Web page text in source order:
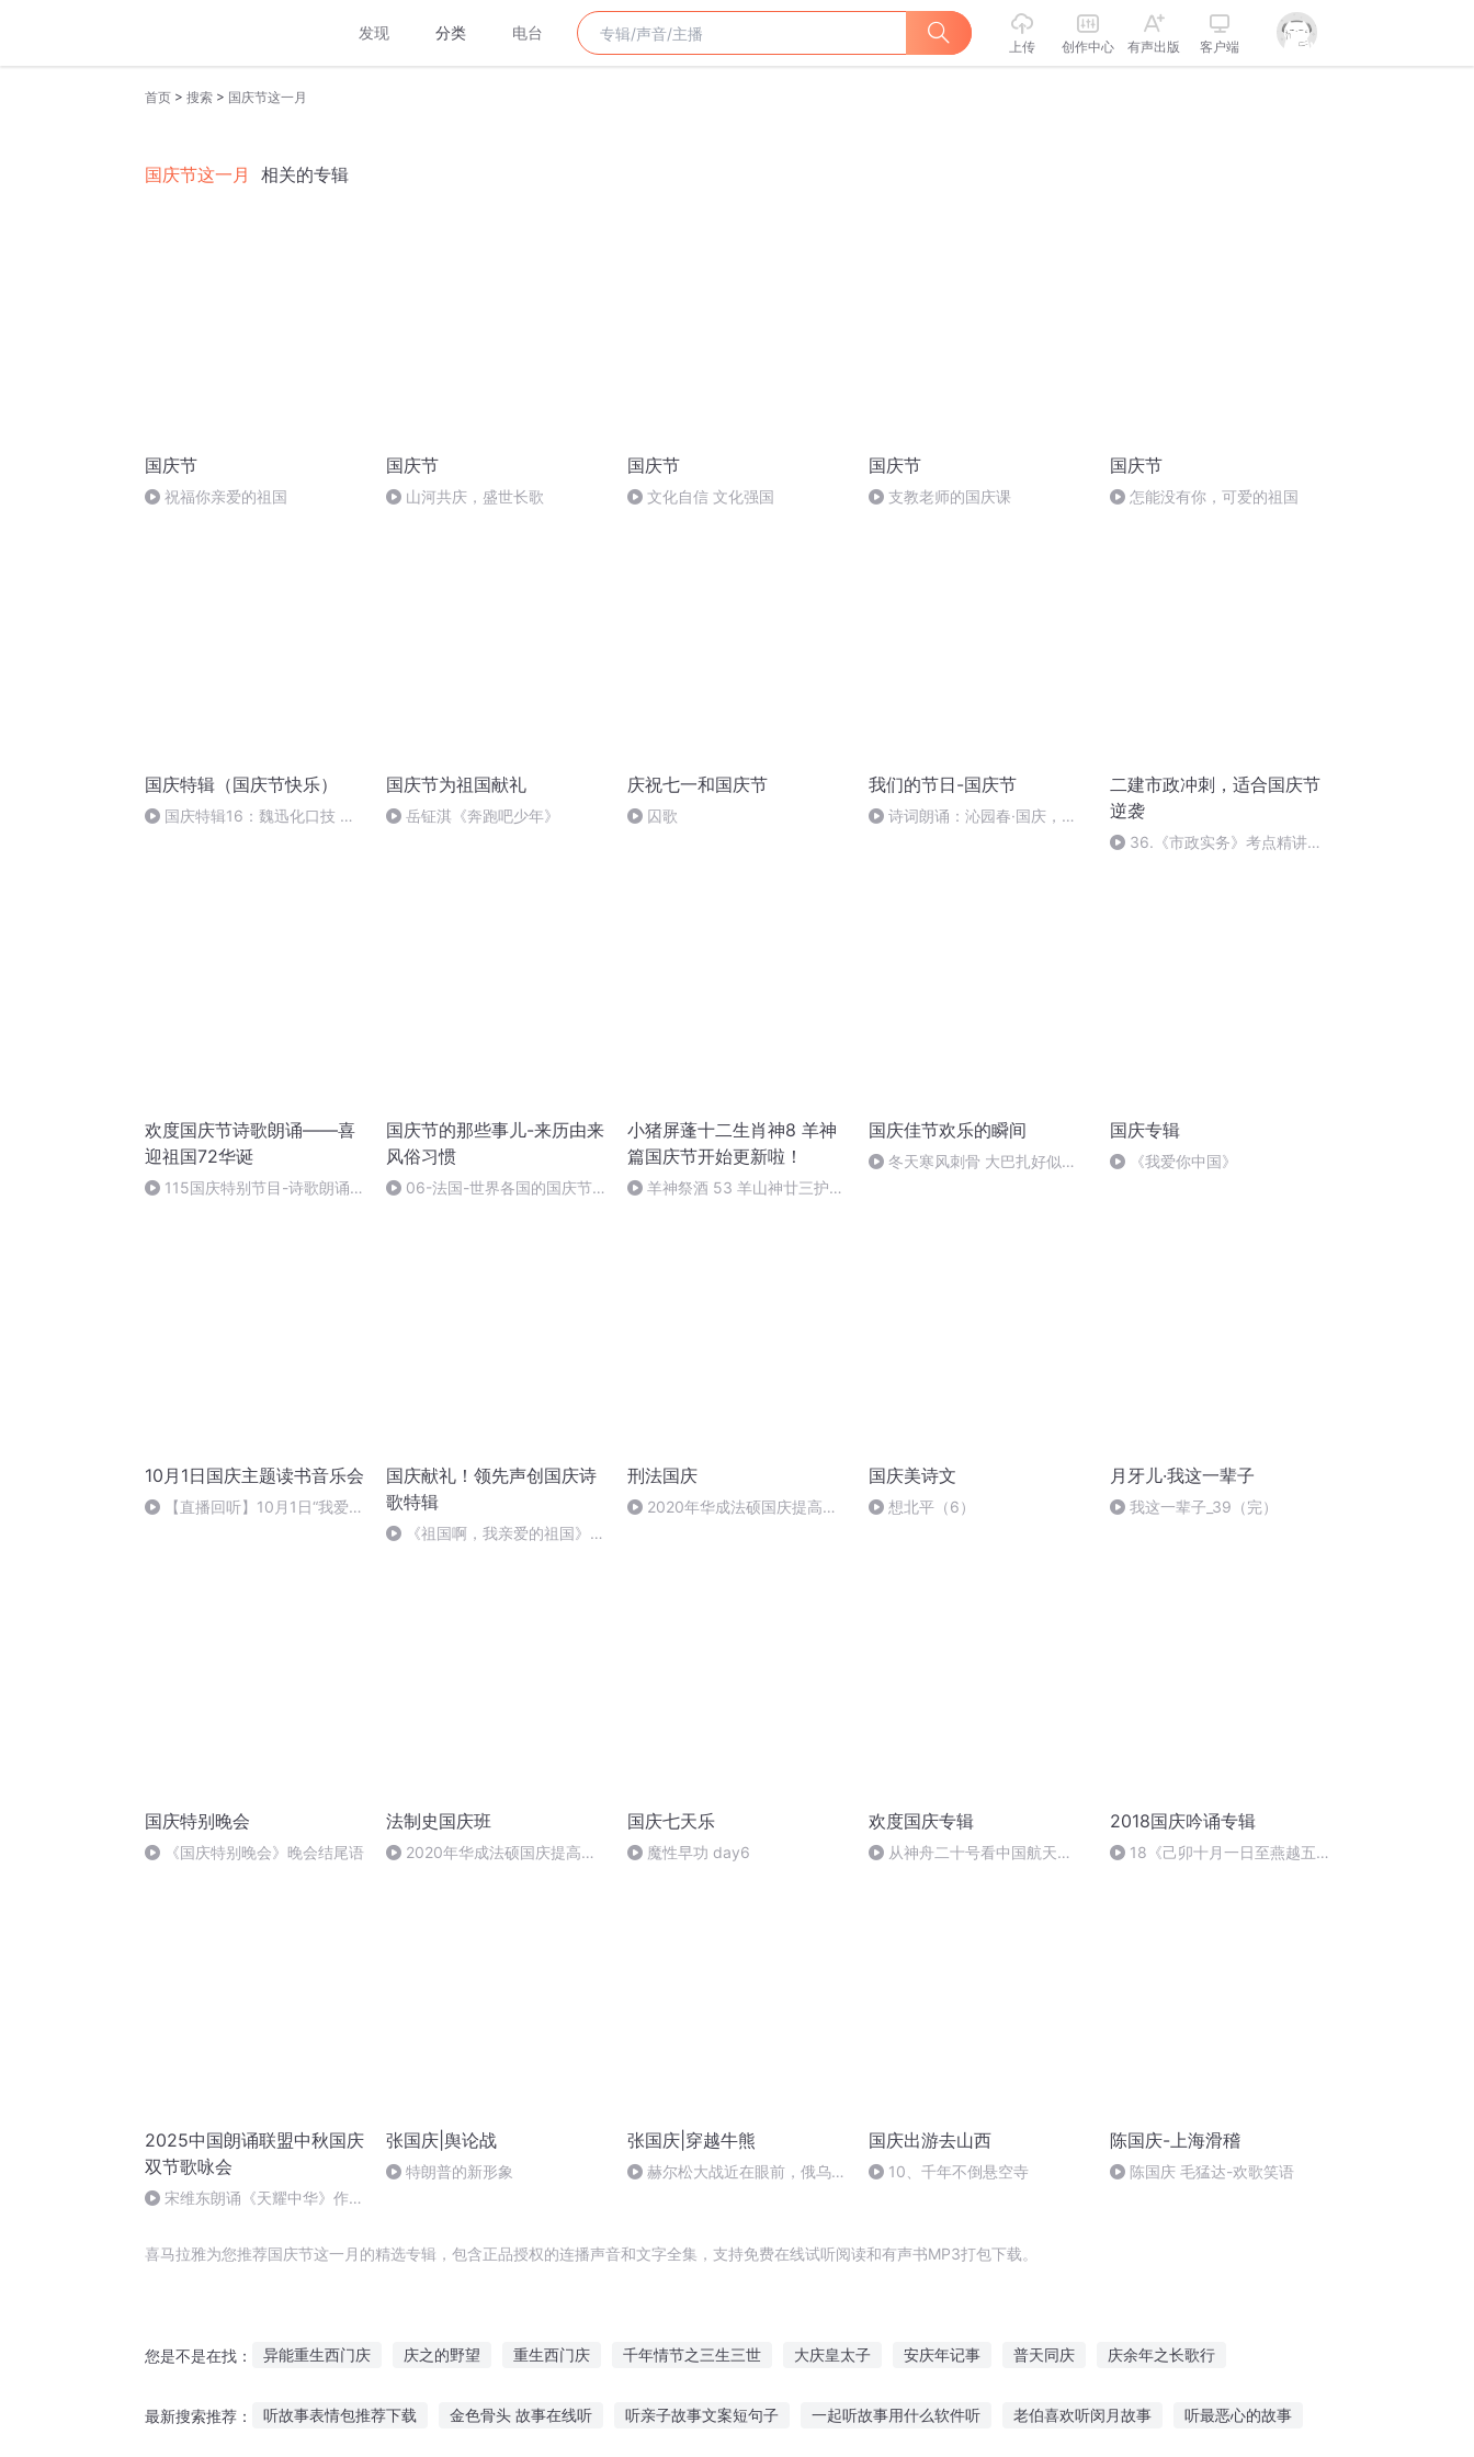
发现 分类 电台
上传 创作中心 有声出版 客户端
首页 > 搜索 > 国庆节这一月
国庆节这一月 相关的专辑
国庆节
祝福你亲爱的祖国
国庆节
山河共庆，盛世长歌
国庆节
文化自信 文化强国
国庆节
支教老师的国庆课
国庆节
怎能没有你，可爱的祖国
国庆特辑（国庆节快乐）
国庆特辑16：魏迅化口技 二
国庆节为祖国献礼
岳钲淇《奔跑吧少年》
庆祝七一和国庆节
囚歌
我们的节日-国庆节
诗词朗诵：沁园春·国庆，朗
二建市政冲刺，适合国庆节
逆袭
36.《市政实务》考点精讲第
欢度国庆节诗歌朗诵——喜
迎祖国72华诞
115国庆特别节目-诗歌朗诵-
国庆节的那些事儿-来历由来
风俗习惯
06-法国-世界各国的国庆节-
小猪屏蓬十二生肖神8 羊神
篇国庆节开始更新啦！
羊神祭酒 53 羊山神廿三护祭
国庆佳节欢乐的瞬间
冬天寒风刺骨 大巴扎好似温
国庆专辑
《我爱你中国》
10月1日国庆主题读书音乐会
【直播回听】10月1日“我爱你
国庆献礼！领先声创国庆诗
歌特辑
《祖国啊，我亲爱的祖国》温
刑法国庆
2020年华成法硕国庆提高班
国庆美诗文
想北平（6）
月牙儿·我这一辈子
我这一辈子_39（完）
国庆特别晚会
《国庆特别晚会》晚会结尾语
法制史国庆班
2020年华成法硕国庆提高班
国庆七天乐
魔性早功 day6
欢度国庆专辑
从神舟二十号看中国航天
2018国庆吟诵专辑
18《己卯十月一日至燕越五
2025中国朗诵联盟中秋国庆
双节歌咏会
宋维东朗诵《天耀中华》作
张国庆|舆论战
特朗普的新形象
张国庆|穿越牛熊
赫尔松大战近在眼前，俄乌冲
国庆出游去山西
10、千年不倒悬空寺
陈国庆-上海滑稽
陈国庆 毛猛达-欢歌笑语
喜马拉雅为您推荐国庆节这一月的精选专辑，包含正品授权的连播声音和文字全集，支持免费在线试听阅读和有声书MP3打包下载。
您是不是在找： 异能重生西门庆 庆之的野望 重生西门庆 千年情节之三生三世 大庆皇太子 安庆年记事 普天同庆 庆余年之长歌行
最新搜索推荐： 听故事表情包推荐下载 金色骨头 故事在线听 听亲子故事文案短句子 一起听故事用什么软件听 老伯喜欢听闵月故事 听最恶心的故事